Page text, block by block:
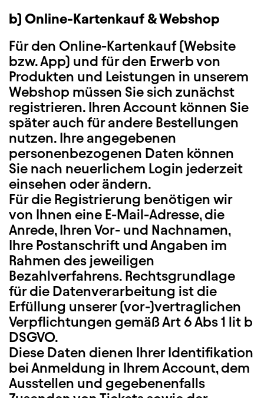
b) Online-Kartenkauf & Webshop
Für den Online-Kartenkauf (Website
bzw. App) und für den Erwerb von
Produkten und Leistungen in unserem
Webshop müssen Sie sich zunächst
registrieren. Ihren Account können Sie
später auch für andere Bestellungen
nutzen. Ihre angegebenen
personenbezogenen Daten können
Sie nach neuerlichem Login jederzeit
einsehen oder ändern.
Für die Registrierung benötigen wir
von Ihnen eine E-Mail-Adresse, die
Anrede, Ihren Vor- und Nachnamen,
Ihre Postanschrift und Angaben im
Rahmen des jeweiligen
Bezahlverfahrens. Rechtsgrundlage
für die Datenverarbeitung ist die
Erfüllung unserer (vor-)vertraglichen
Verpflichtungen gemäß Art 6 Abs 1 lit b
DSGVO.
Diese Daten dienen Ihrer Identifikation
bei Anmeldung in Ihrem Account, dem
Ausstellen und gegebenenfalls